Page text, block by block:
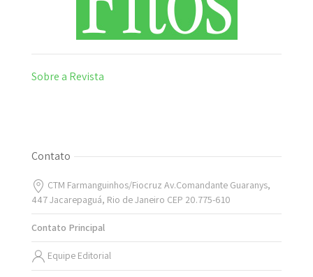
Sobre a Revista
Contato
CTM Farmanguinhos/Fiocruz Av.Comandante Guaranys,
447 Jacarepaguá, Rio de Janeiro CEP 20.775-610
Contato Principal
Equipe Editorial